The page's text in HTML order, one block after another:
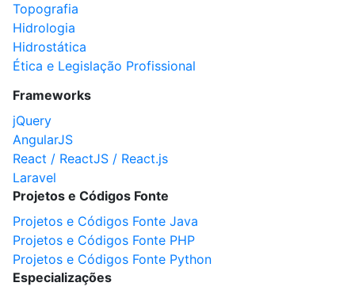
Topografia
Hidrologia
Hidrostática
Ética e Legislação Profissional
Frameworks
jQuery
AngularJS
React / ReactJS / React.js
Laravel
Projetos e Códigos Fonte
Projetos e Códigos Fonte Java
Projetos e Códigos Fonte PHP
Projetos e Códigos Fonte Python
Especializações